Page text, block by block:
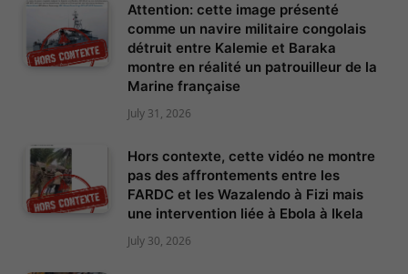
Attention: cette image présenté
comme un navire militaire congolais
détruit entre Kalemie et Baraka
montre en réalité un patrouilleur de la
Marine française
July 31, 2026
Hors contexte, cette vidéo ne montre
pas des affrontements entre les
FARDC et les Wazalendo à Fizi mais
une intervention liée à Ebola à Ikela
July 30, 2026